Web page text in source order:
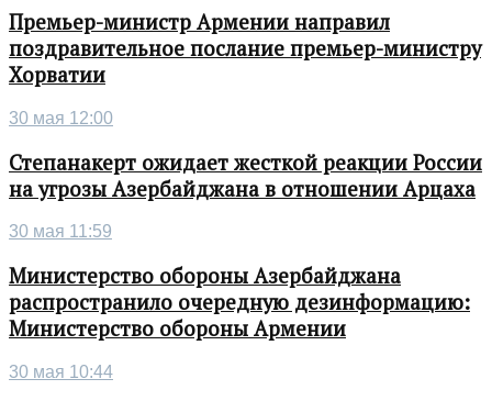
Премьер-министр Армении направил
поздравительное послание премьер-министру
Хорватии
30 мая 12:00
Степанакерт ожидает жесткой реакции России
на угрозы Азербайджана в отношении Арцаха
30 мая 11:59
Министерство обороны Азербайджана
распространило очередную дезинформацию:
Министерство обороны Армении
30 мая 10:44